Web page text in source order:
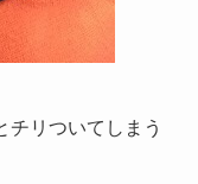
チリついてしまう